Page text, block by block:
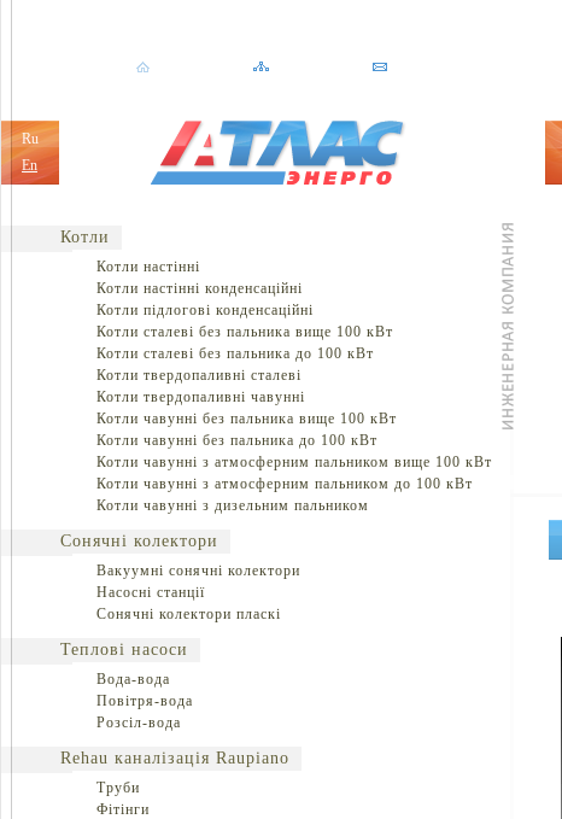
Ru
En
Котли
Котли настінні
Котли настінні конденсаційні
Котли підлогові конденсаційні
Котли сталеві без пальника вище 100 кВт
Котли сталеві без пальника до 100 кВт
Котли твердопаливні сталеві
Котли твердопаливні чавунні
Котли чавунні без пальника вище 100 кВт
Котли чавунні без пальника до 100 кВт
Котли чавунні з атмосферним пальником вище 100 кВт
Котли чавунні з атмосферним пальником до 100 кВт
Котли чавунні з дизельним пальником
Сонячні колектори
Вакуумні сонячні колектори
Насосні станції
Сонячні колектори пласкі
Теплові насоси
Вода-вода
Повітря-вода
Розсіл-вода
Rehau каналізація Raupiano
Труби
Фітінги